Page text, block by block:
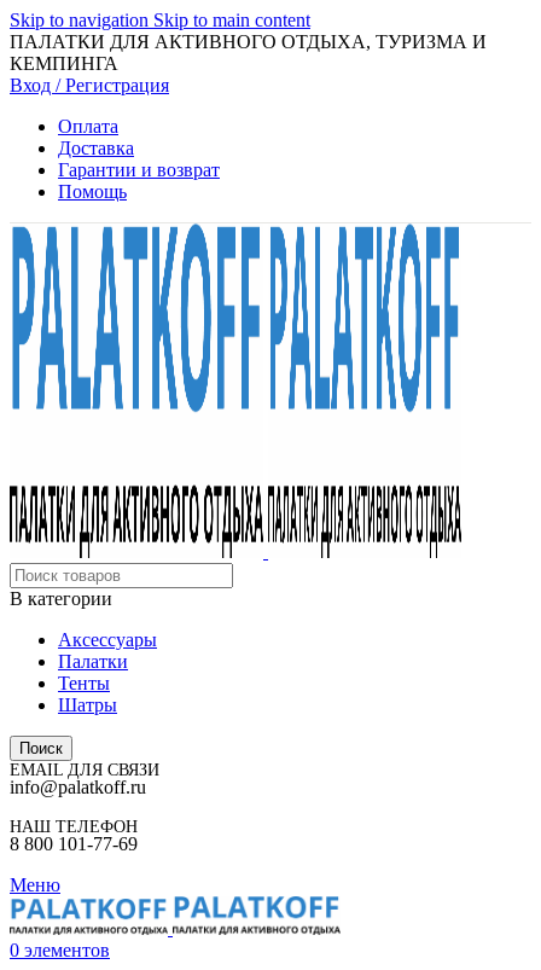
Skip to navigation Skip to main content
ПАЛАТКИ ДЛЯ АКТИВНОГО ОТДЫХА, ТУРИЗМА И
КЕМПИНГА
Вход / Регистрация
Оплата
Доставка
Гарантии и возврат
Помощь
В категории
Аксессуары
Палатки
Тенты
Шатры
Поиск
EMAIL ДЛЯ СВЯЗИ
info@palatkoff.ru
НАШ ТЕЛЕФОН
8 800 101-77-69
Меню
0 элементов